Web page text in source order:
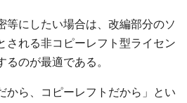
等にしたい場合は、改編部分のソ
される非コピーレフト型ライセン
のが最適である。
から、コピーレフトだから」とい